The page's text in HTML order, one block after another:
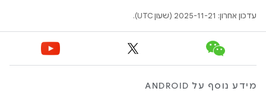
עדכון אחרון: 2025-11-21 (שעון UTC).
מידע נוסף על ANDROID